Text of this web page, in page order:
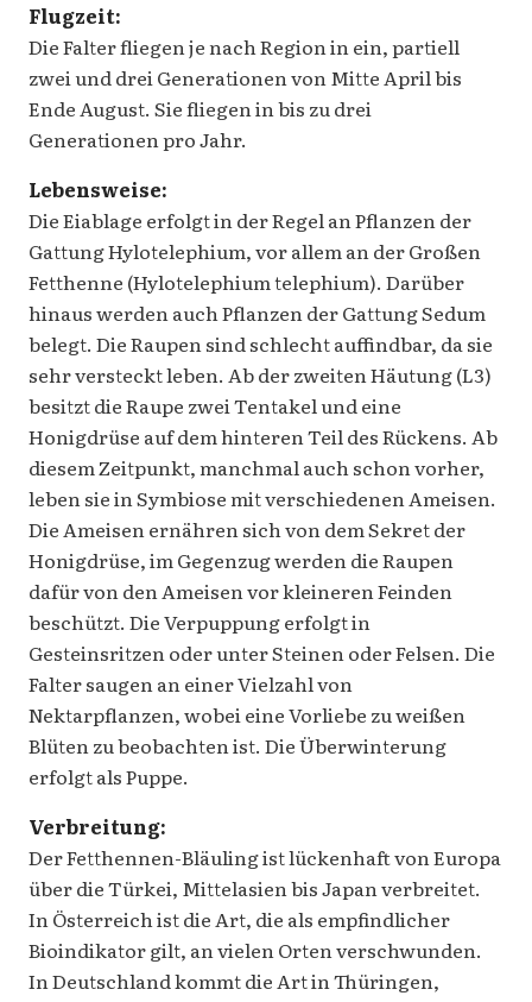
Flugzeit:
Die Falter fliegen je nach Region in ein, partiell
zwei und drei Generationen von Mitte April bis
Ende August. Sie fliegen in bis zu drei
Generationen pro Jahr.
Lebensweise:
Die Eiablage erfolgt in der Regel an Pflanzen der
Gattung Hylotelephium, vor allem an der Großen
Fetthenne (Hylotelephium telephium). Darüber
hinaus werden auch Pflanzen der Gattung Sedum
belegt. Die Raupen sind schlecht auffindbar, da sie
sehr versteckt leben. Ab der zweiten Häutung (L3)
besitzt die Raupe zwei Tentakel und eine
Honigdrüse auf dem hinteren Teil des Rückens. Ab
diesem Zeitpunkt, manchmal auch schon vorher,
leben sie in Symbiose mit verschiedenen Ameisen.
Die Ameisen ernähren sich von dem Sekret der
Honigdrüse, im Gegenzug werden die Raupen
dafür von den Ameisen vor kleineren Feinden
beschützt. Die Verpuppung erfolgt in
Gesteinsritzen oder unter Steinen oder Felsen. Die
Falter saugen an einer Vielzahl von
Nektarpflanzen, wobei eine Vorliebe zu weißen
Blüten zu beobachten ist. Die Überwinterung
erfolgt als Puppe.
Verbreitung:
Der Fetthennen-Bläuling ist lückenhaft von Europa
über die Türkei, Mittelasien bis Japan verbreitet.
In Österreich ist die Art, die als empfindlicher
Bioindikator gilt, an vielen Orten verschwunden.
In Deutschland kommt die Art in Thüringen,